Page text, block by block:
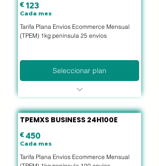
€123
Cada mes
Tarifa Plana Envíos Ecommerce Mensual
(TPEM) 1kg península 25 envíos
Seleccionar plan
Precios más acotados y
competitivos
Todos los envíos salen al mismo
precio.
Entrega a domicilio.
2º intento de entrega + 10 días
Notificación por SMS y
TPEMXS BUSINESS 24H100E
€450
Cada mes
Tarifa Plana Envíos Ecommerce Mensual